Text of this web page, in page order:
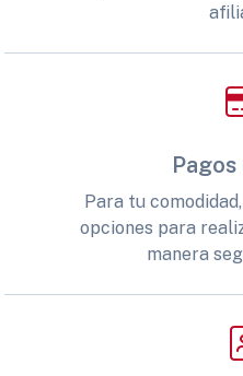
Pagos
Para tu
opciones para
manera